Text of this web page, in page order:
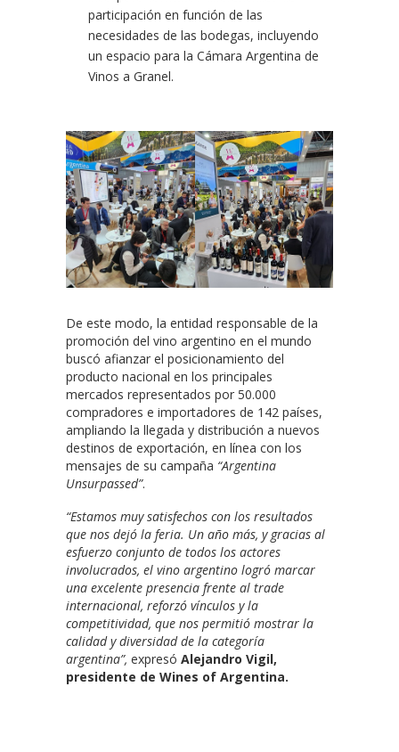
participación en función de las
necesidades de las bodegas, incluyendo
un espacio para la Cámara Argentina de
Vinos a Granel.
De este modo, la entidad responsable de la
promoción del vino argentino en el mundo
buscó afianzar el posicionamiento del
producto nacional en los principales
mercados representados por 50.000
compradores e importadores de 142 países,
ampliando la llegada y distribución a nuevos
destinos de exportación, en línea con los
mensajes de su campaña “Argentina
Unsurpassed”.
“Estamos muy satisfechos con los resultados
que nos dejó la feria. Un año más, y gracias al
esfuerzo conjunto de todos los actores
involucrados, el vino argentino logró marcar
una excelente presencia frente al trade
internacional, reforzó vínculos y la
competitividad, que nos permitió mostrar la
calidad y diversidad de la categoría
argentina”, expresó Alejandro Vigil,
presidente de Wines of Argentina.